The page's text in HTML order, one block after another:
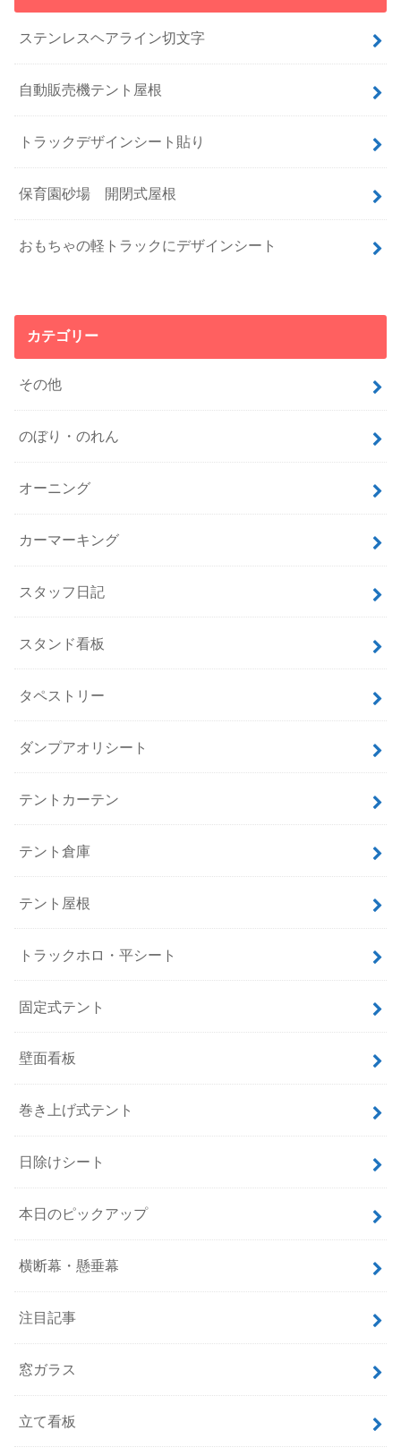
ステンレスヘアライン切文字
自動販売機テント屋根
トラックデザインシート貼り
保育園砂場 開閉式屋根
おもちゃの軽トラックにデザインシート
カテゴリー
その他
のぼり・のれん
オーニング
カーマーキング
スタッフ日記
スタンド看板
タペストリー
ダンプアオリシート
テントカーテン
テント倉庫
テント屋根
トラックホロ・平シート
固定式テント
壁面看板
巻き上げ式テント
日除けシート
本日のピックアップ
横断幕・懸垂幕
注目記事
窓ガラス
立て看板